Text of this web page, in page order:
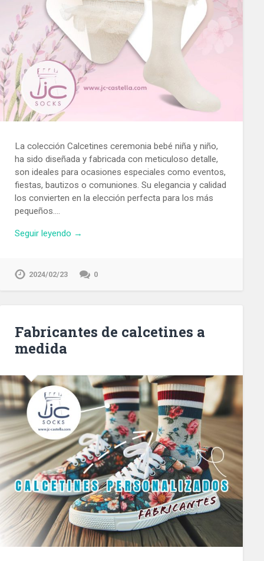
La colección Calcetines ceremonia bebé niña y niño,
ha sido diseñada y fabricada con meticuloso detalle,
son ideales para ocasiones especiales como eventos,
fiestas, bautizos o comuniones. Su elegancia y calidad
los convierten en la elección perfecta para los más
pequeños….
Seguir leyendo →
2024/02/23 0
Fabricantes de calcetines a
medida